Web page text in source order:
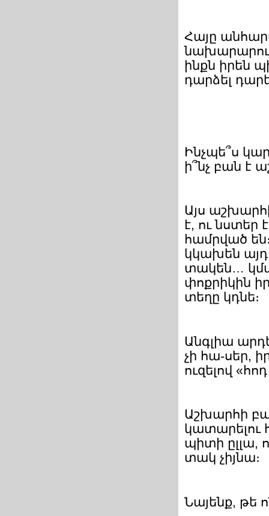
Հայը
ինքն իրեն
դարձել
Ինչպե՞ս
ի՞նչ բան է
Այս
է, ու նստեր
համրված
կկախեն
տակեն…
փոքրիկին
տեղը կդնե։
Անգլիա
չի հա-սեր,
ուզելով
Աշխարհի
կատարելու
պիտի ըլլա,
տակ չիյնա։
Նայենք, թե